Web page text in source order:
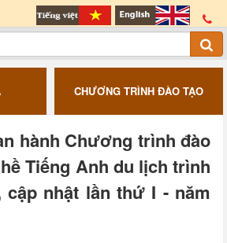
CHƯƠNG TRÌNH ĐÀO TẠO
hành Chương trình đào
Tiếng Anh du lịch trình
cập nhật lần thứ I - năm